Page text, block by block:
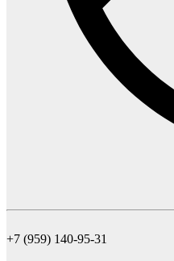
+7 (959) 140-95-31